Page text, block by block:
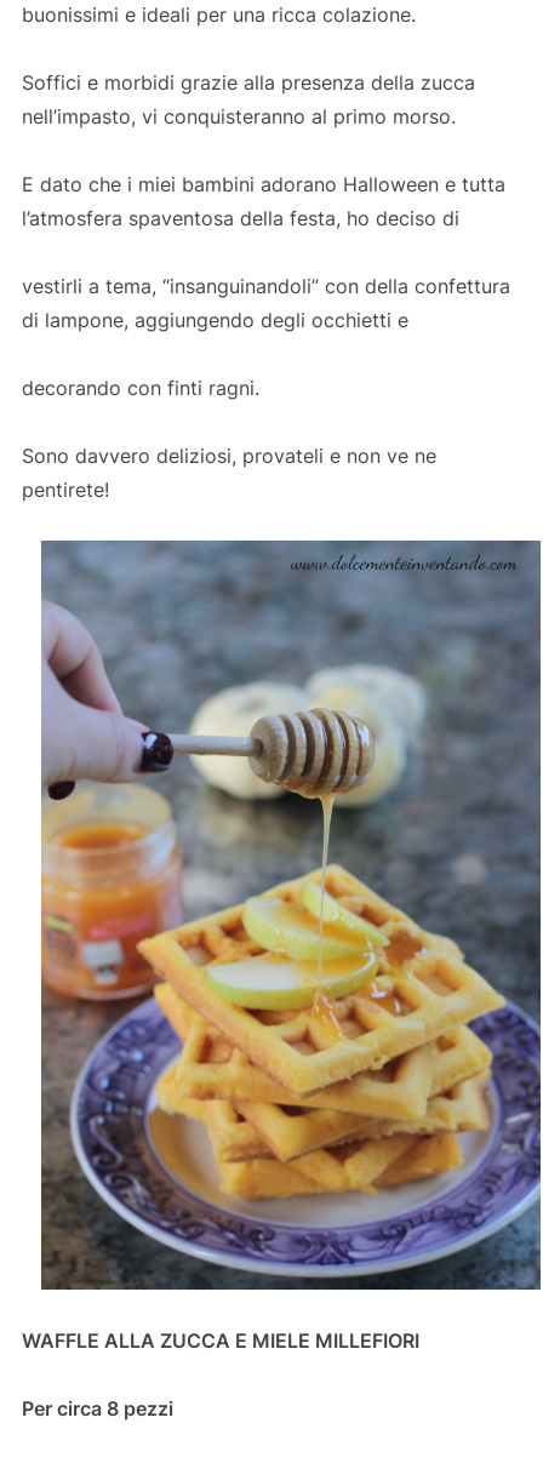
buonissimi e ideali per una ricca colazione.
Soffici e morbidi grazie alla presenza della zucca
nell’impasto, vi conquisteranno al primo morso.
E dato che i miei bambini adorano Halloween e tutta
l’atmosfera spaventosa della festa, ho deciso di
vestirli a tema, “insanguinandoli” con della confettura
di lampone, aggiungendo degli occhietti e
decorando con finti ragni.
Sono davvero deliziosi, provateli e non ve ne
pentirete!
WAFFLE ALLA ZUCCA E MIELE MILLEFIORI
Per circa 8 pezzi